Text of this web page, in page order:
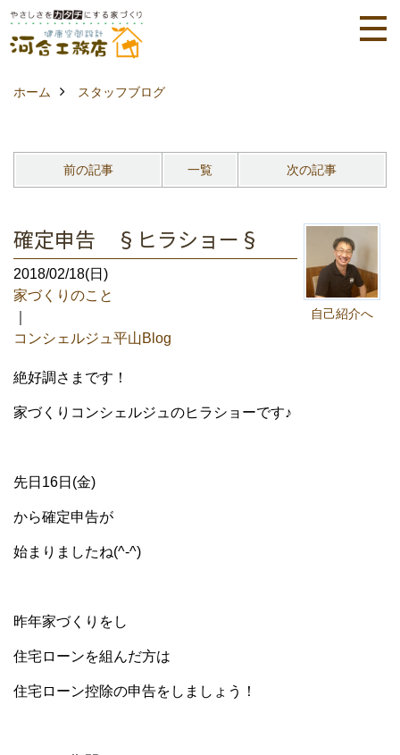
ホーム スタッフブログ
前の記事 一覧 次の記事
自己紹介へ
確定申告 §ヒラショー§
2018/02/18(日)
家づくりのこと
コンシェルジュ平山Blog
絶好調さまです！
家づくりコンシェルジュのヒラショーです♪
先日16日(金)
から確定申告が
始まりましたね(^-^)
昨年家づくりをし
住宅ローンを組んだ方は
住宅ローン控除の申告をしましょう！